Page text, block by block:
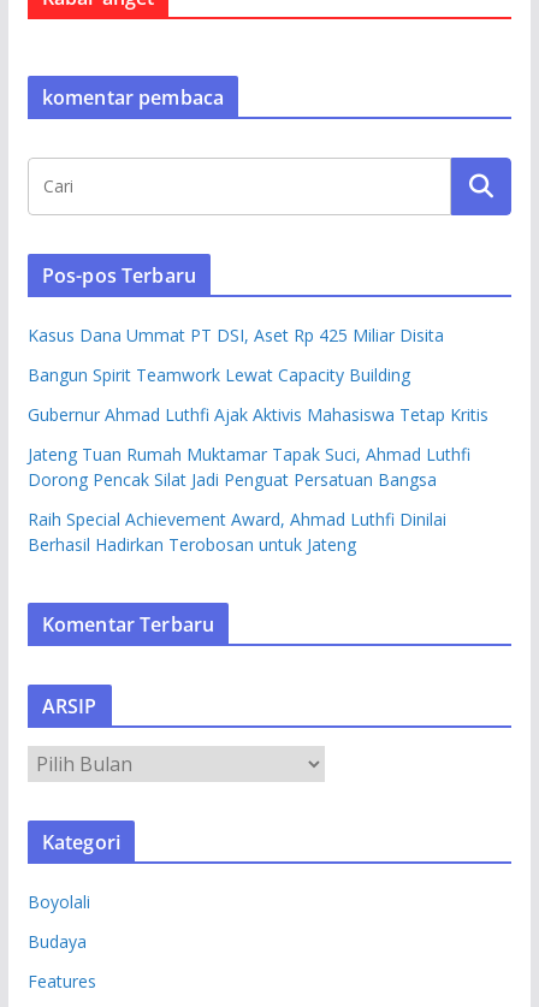
komentar pembaca
Pos-pos Terbaru
Kasus Dana Ummat PT DSI, Aset Rp 425 Miliar Disita
Bangun Spirit Teamwork Lewat Capacity Building
Gubernur Ahmad Luthfi Ajak Aktivis Mahasiswa Tetap Kritis
Jateng Tuan Rumah Muktamar Tapak Suci, Ahmad Luthfi
Dorong Pencak Silat Jadi Penguat Persatuan Bangsa
Raih Special Achievement Award, Ahmad Luthfi Dinilai
Berhasil Hadirkan Terobosan untuk Jateng
Komentar Terbaru
ARSIP
R
S
Kategori
Boyolali
Budaya
Features